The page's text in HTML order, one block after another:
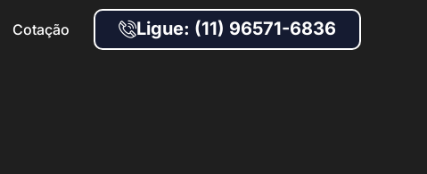
Cotação Ligue: (11) 96571-6836